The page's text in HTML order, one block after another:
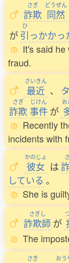
さぎ
詐欺
どうぜん
同然
が
ひ
引っかかっ
It's said
fraud.
さいきん
最近 、
さぎ
詐欺
じけん
事件 が
お
Recently
incidents with
かのじょ
彼女 は
している 。
She is
さぎし
詐欺師が
The
さぎ おう